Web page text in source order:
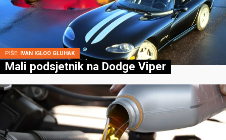
PIŠE: IVAN IGLOO GLUHAK
Mali podsjetnik na Dodge Viper